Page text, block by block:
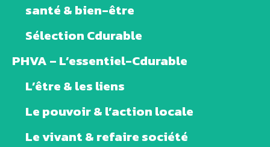
santé & bien-être
Sélection Cdurable
PHVA – L’essentiel-Cdurable
L’être & les liens
Le pouvoir & l’action locale
Le vivant & refaire société